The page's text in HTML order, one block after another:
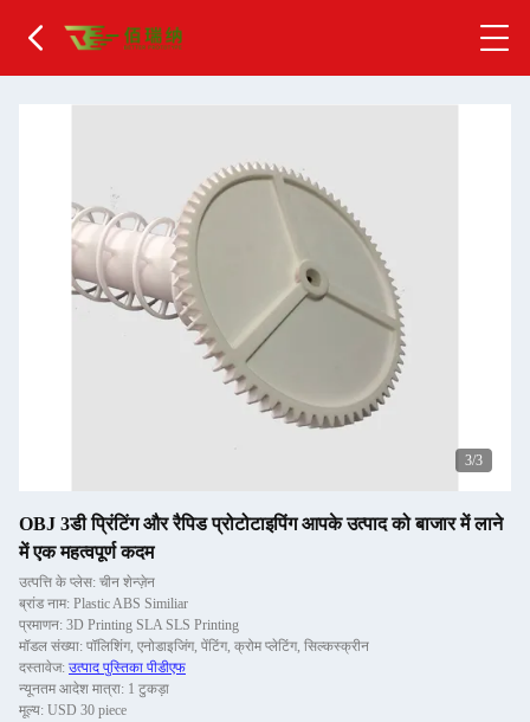
1/3
OBJ 3डी प्रिंटिंग और रैपिड प्रोटोटाइपिंग आपके उत्पाद को बाजार में लाने
में एक महत्वपूर्ण कदम
उत्पत्ति के प्लेस: चीन शेन्ज़ेन
ब्रांड नाम: Plastic ABS Similiar
प्रमाणन: 3D Printing SLA SLS Printing
मॉडल संख्या: पॉलिशिंग, एनोडाइजिंग, पेंटिंग, क्रोम प्लेटिंग, सिल्कस्क्रीन
दस्तावेज: उत्पाद पुस्तिका पीडीएफ
न्यूनतम आदेश मात्रा: 1 टुकड़ा
मूल्य: USD 30 piece